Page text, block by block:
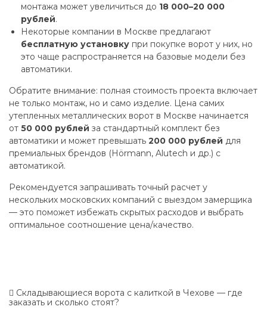
монтажа может увеличиться до 18 000–20 000
рублей.
Некоторые компании в Москве предлагают
бесплатную установку при покупке ворот у них, но
это чаще распространяется на базовые модели без
автоматики.
Обратите внимание: полная стоимость проекта включает
не только монтаж, но и само изделие. Цена самих
утепленных металлических ворот в Москве начинается
от 50 000 рублей за стандартный комплект без
автоматики и может превышать 200 000 рублей для
премиальных брендов (Hörmann, Alutech и др.) с
автоматикой.
Рекомендуется запрашивать точный расчет у
нескольких московских компаний с выездом замерщика
— это поможет избежать скрытых расходов и выбрать
оптимальное соотношение цена/качество.
Складывающиеся ворота с калиткой в Чехове — где
заказать и сколько стоят?